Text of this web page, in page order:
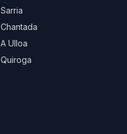
Sarria
Chantada
A Ulloa
Quiroga